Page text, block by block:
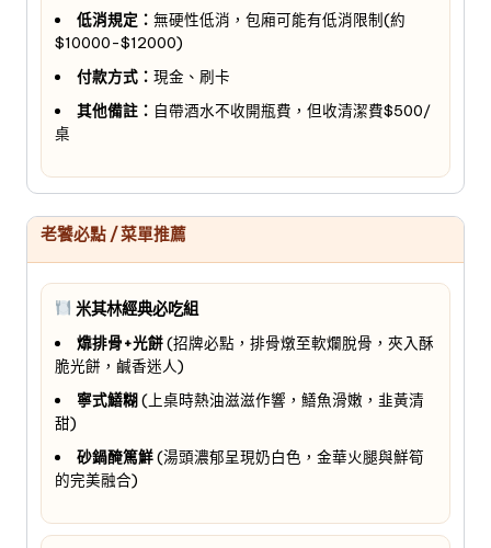
低消規定： 無硬性低消，包廂可能有低消限制(約
$10000-$12000)
付款方式： 現金、刷卡
其他備註： 自帶酒水不收開瓶費，但收清潔費$500/
桌
老饕必點 / 菜單推薦
米其林經典必吃組
㸆排骨+光餅(招牌必點，排骨燉至軟爛脫骨，夾入酥
脆光餅，鹹香迷人)
寧式鱔糊(上桌時熱油滋滋作響，鱔魚滑嫩，韭黃清
甜)
砂鍋醃篤鮮(湯頭濃郁呈現奶白色，金華火腿與鮮筍
的完美融合)